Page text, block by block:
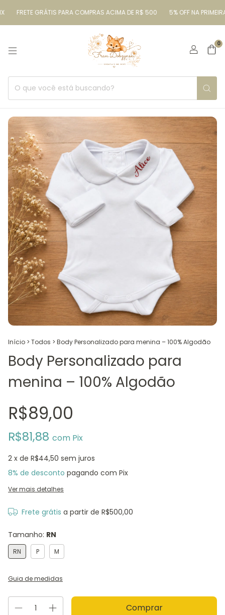
FRETE GRÁTIS PARA COMPRAS ACIMA DE R$ 500 5% OFF NA
0
Início > Todos > Body Personalizado para menina – 100% Algodão
Body Personalizado para
menina – 100% Algodão
R$89,00
R$81,88 com Pix
2 x de R$44,50 sem juros
8% de desconto pagando com Pix
Ver mais detalhes
Frete grátis a partir de R$500,00
Tamanho: RN
RN P M
Guia de medidas